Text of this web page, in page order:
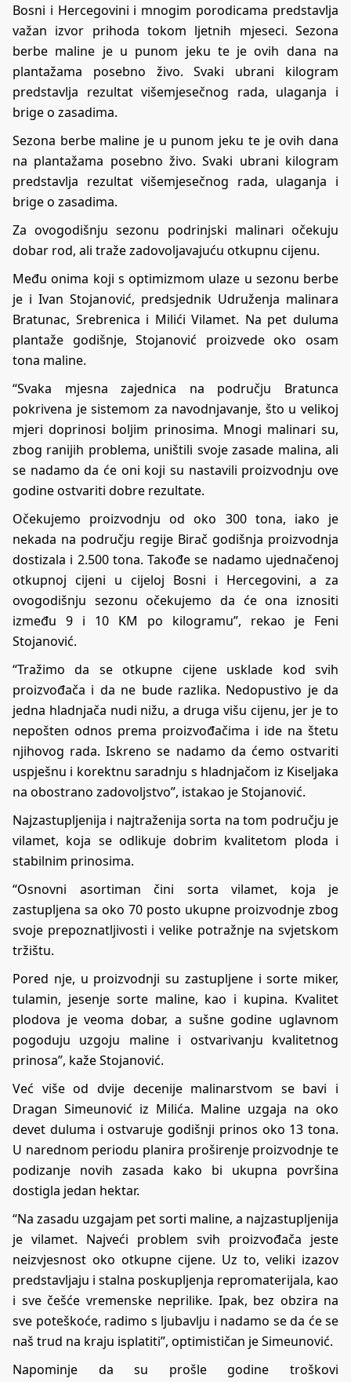
Bosni i Hercegovini i mnogim porodicama predstavlja
važan izvor prihoda tokom ljetnih mjeseci. Sezona
berbe maline je u punom jeku te je ovih dana na
plantažama posebno živo. Svaki ubrani kilogram
predstavlja rezultat višemjesečnog rada, ulaganja i
brige o zasadima.
Sezona berbe maline je u punom jeku te je ovih dana
na plantažama posebno živo. Svaki ubrani kilogram
predstavlja rezultat višemjesečnog rada, ulaganja i
brige o zasadima.
Za ovogodišnju sezonu podrinjski malinari očekuju
dobar rod, ali traže zadovoljavajuću otkupnu cijenu.
Među onima koji s optimizmom ulaze u sezonu berbe
je i Ivan Stojanović, predsjednik Udruženja malinara
Bratunac, Srebrenica i Milići Vilamet. Na pet duluma
plantaže godišnje, Stojanović proizvede oko osam
tona maline.
“Svaka mjesna zajednica na području Bratunca
pokrivena je sistemom za navodnjavanje, što u velikoj
mjeri doprinosi boljim prinosima. Mnogi malinari su,
zbog ranijih problema, uništili svoje zasade malina, ali
se nadamo da će oni koji su nastavili proizvodnju ove
godine ostvariti dobre rezultate.
Očekujemo proizvodnju od oko 300 tona, iako je
nekada na području regije Birač godišnja proizvodnja
dostizala i 2.500 tona. Takođe se nadamo ujednačenoj
otkupnoj cijeni u cijeloj Bosni i Hercegovini, a za
ovogodišnju sezonu očekujemo da će ona iznositi
između 9 i 10 KM po kilogramu”, rekao je Feni
Stojanović.
“Tražimo da se otkupne cijene usklade kod svih
proizvođača i da ne bude razlika. Nedopustivo je da
jedna hladnjača nudi nižu, a druga višu cijenu, jer je to
nepošten odnos prema proizvođačima i ide na štetu
njihovog rada. Iskreno se nadamo da ćemo ostvariti
uspješnu i korektnu saradnju s hladnjačom iz Kiseljaka
na obostrano zadovoljstvo”, istakao je Stojanović.
Najzastupljenija i najtraženija sorta na tom području je
vilamet, koja se odlikuje dobrim kvalitetom ploda i
stabilnim prinosima.
“Osnovni asortiman čini sorta vilamet, koja je
zastupljena sa oko 70 posto ukupne proizvodnje zbog
svoje prepoznatljivosti i velike potražnje na svjetskom
tržištu.
Pored nje, u proizvodnji su zastupljene i sorte miker,
tulamin, jesenje sorte maline, kao i kupina. Kvalitet
plodova je veoma dobar, a sušne godine uglavnom
pogoduju uzgoju maline i ostvarivanju kvalitetnog
prinosa”, kaže Stojanović.
Već više od dvije decenije malinarstvom se bavi i
Dragan Simeunović iz Milića. Maline uzgaja na oko
devet duluma i ostvaruje godišnji prinos oko 13 tona.
U narednom periodu planira proširenje proizvodnje te
podizanje novih zasada kako bi ukupna površina
dostigla jedan hektar.
“Na zasadu uzgajam pet sorti maline, a najzastupljenija
je vilamet. Najveći problem svih proizvođača jeste
neizvjesnost oko otkupne cijene. Uz to, veliki izazov
predstavljaju i stalna poskupljenja repromaterijala, kao
i sve češće vremenske neprilike. Ipak, bez obzira na
sve poteškoće, radimo s ljubavlju i nadamo se da će se
naš trud na kraju isplatiti”, optimističan je Simeunović.
Napominje da su prošle godine troškovi